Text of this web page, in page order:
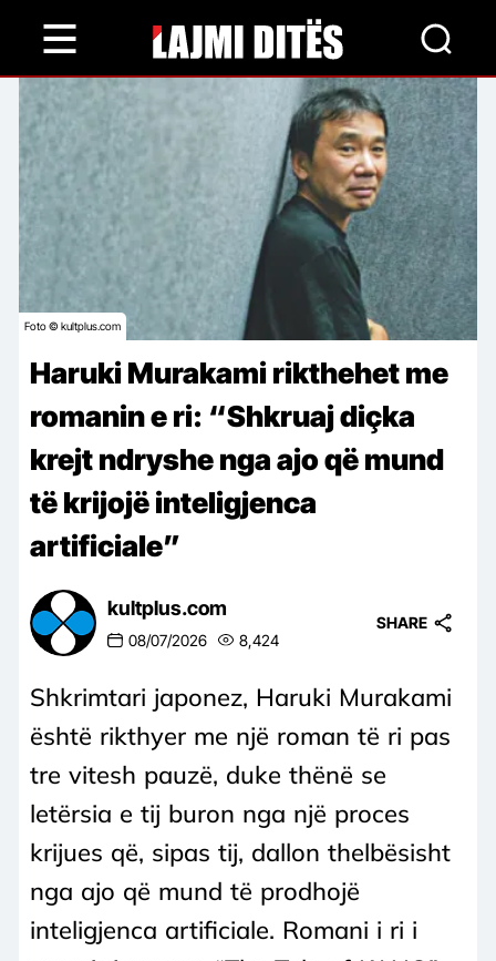
content
Foto © kultplus.com
Haruki Murakami rikthehet me
romanin e ri: “Shkruaj diçka
krejt ndryshe nga ajo që mund
të krijojë inteligjenca
artificiale”
kultplus.com
08/07/2026 8,424
SHARE
Shkrimtari japonez, Haruki Murakami
është rikthyer me një roman të ri pas
tre vitesh pauzë, duke thënë se
letërsia e tij buron nga një proces
krijues që, sipas tij, dallon thelbësisht
nga ajo që mund të prodhojë
inteligjenca artificiale. Romani i ri i